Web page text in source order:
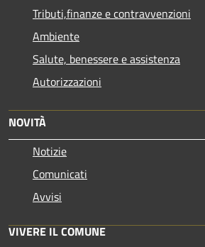
Tributi,finanze e contravvenzioni
Ambiente
Salute, benessere e assistenza
Autorizzazioni
NOVITÀ
Notizie
Comunicati
Avvisi
VIVERE IL COMUNE